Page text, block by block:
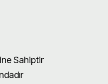
Sahiptir